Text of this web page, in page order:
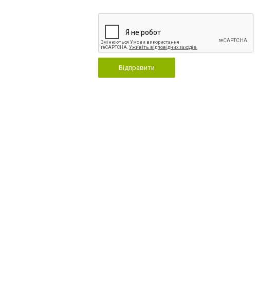
Відправити